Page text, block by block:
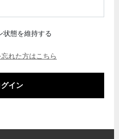
状態を維持する
れた方はこちら
グイン